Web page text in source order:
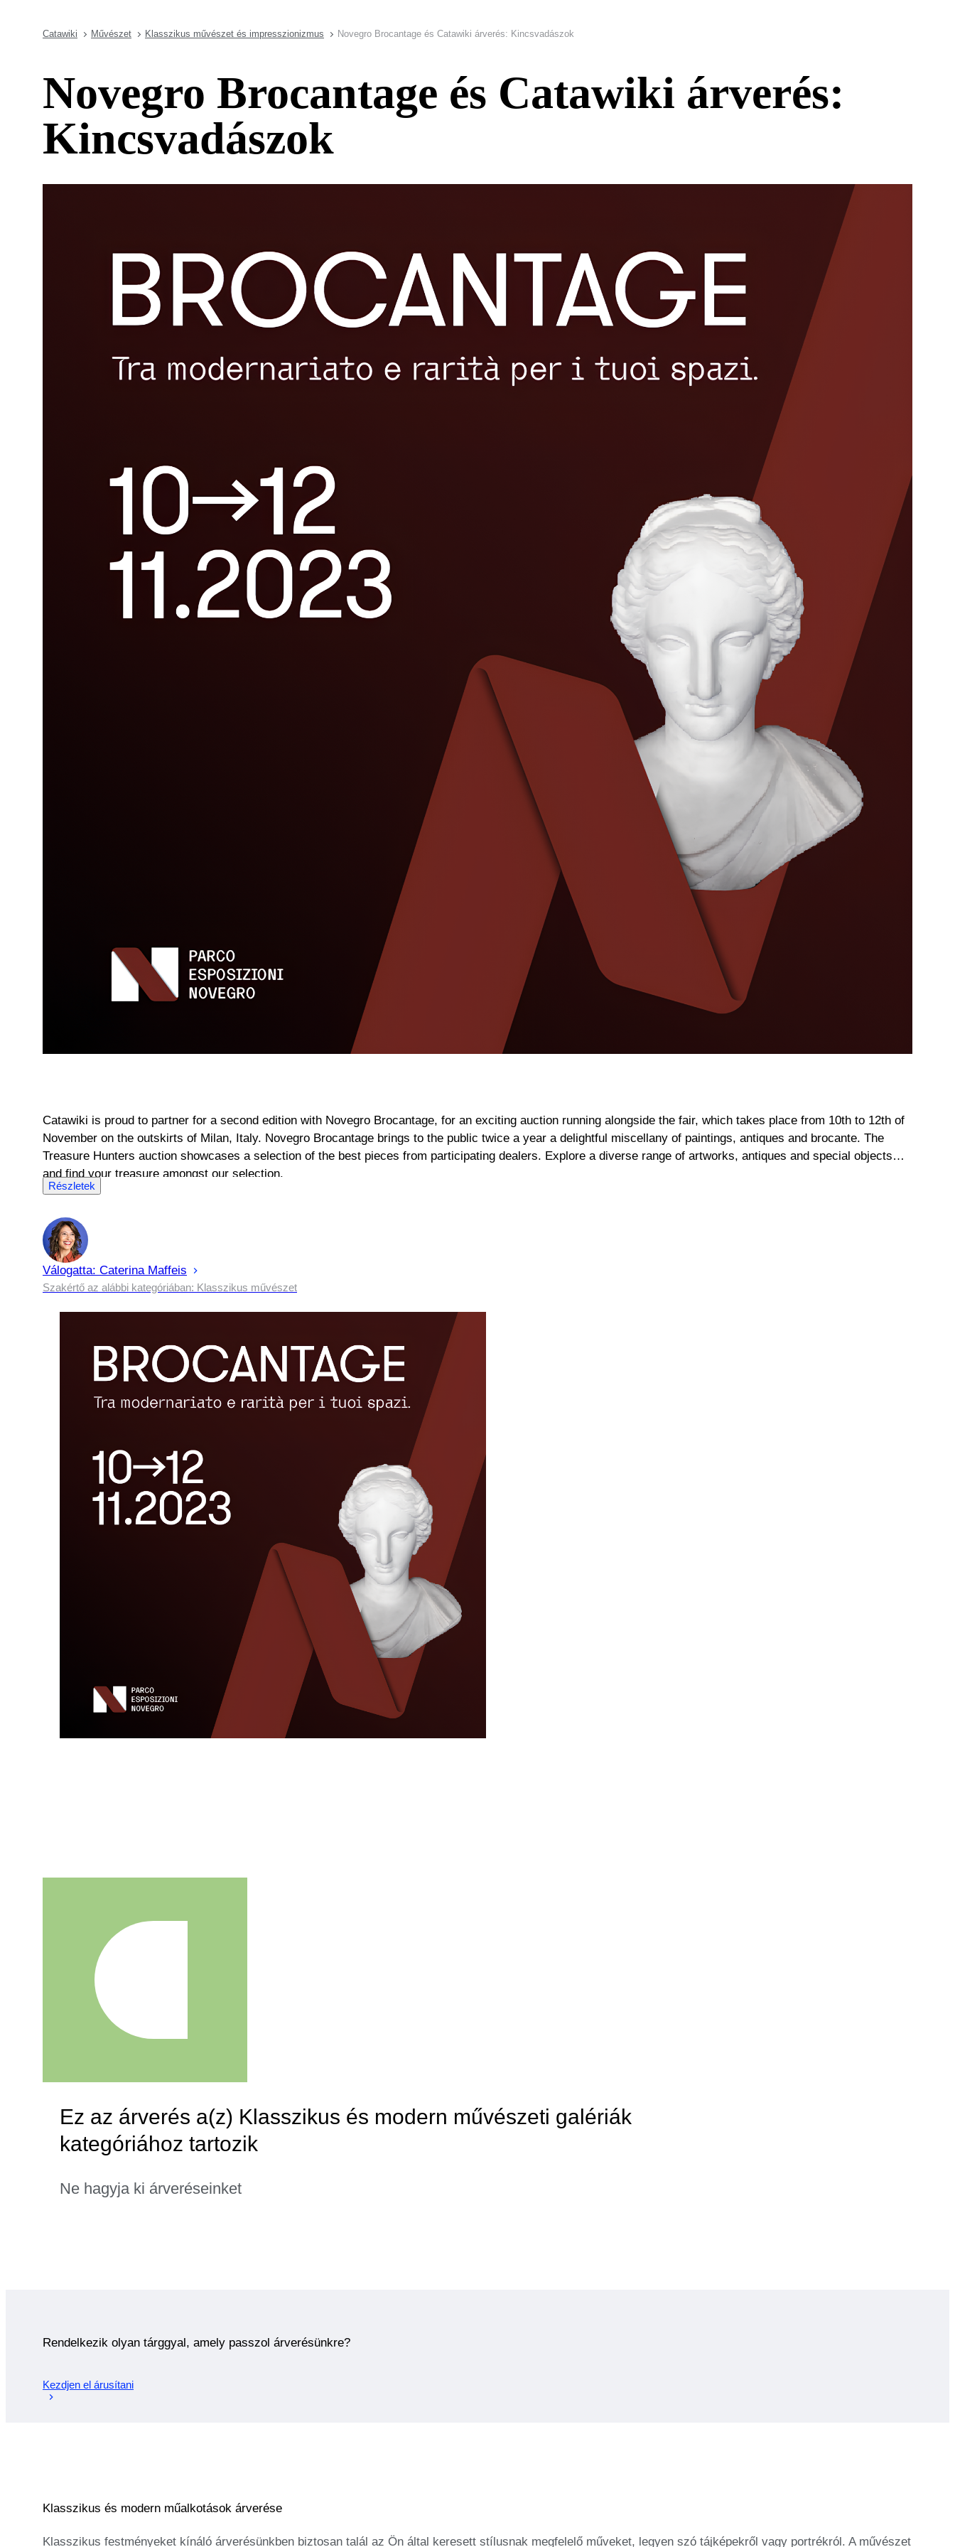
Catawiki Művészet Klasszikus művészet és impresszionizmus Novegro Brocantage és Catawiki árverés: Kincsvadászok
Novegro Brocantage és Catawiki árverés:
Kincsvadászok
Catawiki is proud to partner for a second edition with Novegro Brocantage, for an exciting auction running alongside the fair, which takes place from 10th to 12th of
November on the outskirts of Milan, Italy. Novegro Brocantage brings to the public twice a year a delightful miscellany of paintings, antiques and brocante. The
Treasure Hunters auction showcases a selection of the best pieces from participating dealers. Explore a diverse range of artworks, antiques and special objects
and find your treasure amongst our selection.
Részletek
Válogatta: Caterina Maffeis
Szakértő az alábbi kategóriában: Klasszikus művészet
Ez az árverés a(z) Klasszikus és modern művészeti galériák
kategóriához tartozik
Ne hagyja ki árveréseinket
Rendelkezik olyan tárggyal, amely passzol árverésünkre?
Kezdjen el árusítani
Klasszikus és modern műalkotások árverése
Klasszikus festményeket kínáló árverésünkben biztosan talál az Ön által keresett stílusnak megfelelő műveket, legyen szó tájképekről vagy portrékról. A művészet